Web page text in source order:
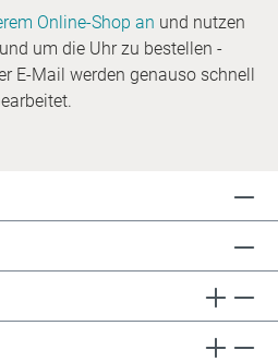
Online-Shop an und nutzen
um die Uhr zu bestellen -
E-Mail werden genauso schnell